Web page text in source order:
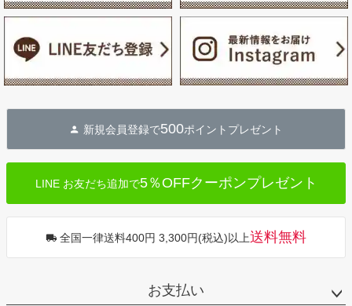
新規会員登録で500ポイントプレゼント
LINE お友だち追加で5％OFFクーポンプレゼント
全国一律送料400円 3,300円(税込)以上送料無料
お支払い